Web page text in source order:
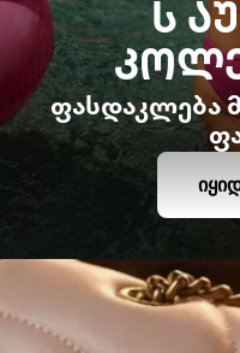
Ს
ფასდაკლება